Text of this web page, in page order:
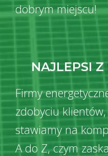
dobrym miejscu!
NAJLEPSI Z
Firmy
zdobyciu
stawiamy na
A do Z, czym